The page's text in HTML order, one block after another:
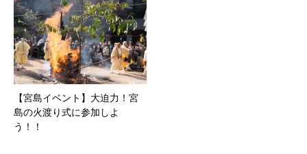
【宮島イベント】大迫力！宮
島の火渡り式に参加しよ
う！！